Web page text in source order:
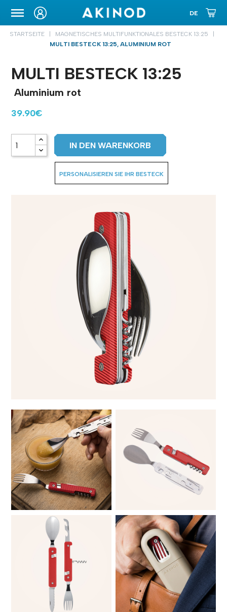
TRANSPORTETUI
STARTSEITE
MAGNETISCHES MULTIFUNKTIONALES BESTECK 13:25
MULTI BESTECK 13:25, ALUMINIUM ROT
MULTI BESTECK 13:25
Aluminium rot
39.90€
IN DEN WARENKORB
PERSONALISIEREN SIE IHR BESTECK